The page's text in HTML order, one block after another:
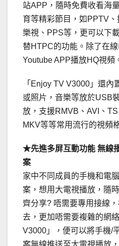
站APP，隨時免費收看海
育等精彩節目，如PPTV、
樂視、PPS等，更可以下
替HTPC的功能。除了在
Youtube APP播放HQ視頻
「Enjoy TV V3000」還內
或照片，音樂等放於USB
放，支援RMVB、AVI、
MKV等等常用流行的視頻
★先進多屏互動功能 無線
案
家中不同成員的手機和電
案，想用大電視播放，隨
齊分享? 唔需要專用接線
去，更加唔需要複雜的網
V3000」，便可以將手機/
案無線推送至大電視播放